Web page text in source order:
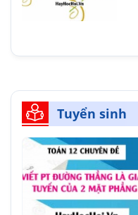
Tuyển sinh